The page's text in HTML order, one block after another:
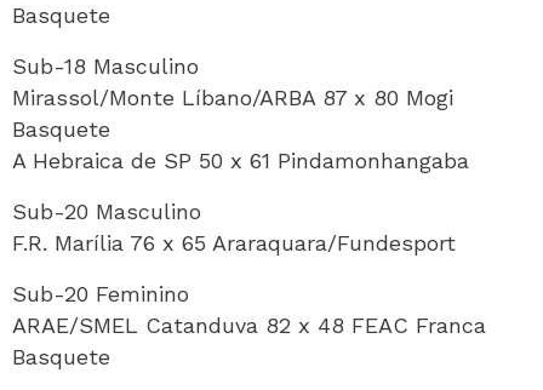
Basquete
Sub-18 Masculino
Mirassol/Monte Líbano/ARBA 87 x 80 Mogi
Basquete
A Hebraica de SP 50 x 61 Pindamonhangaba
Sub-20 Masculino
F.R. Marília 76 x 65 Araraquara/Fundesport
Sub-20 Feminino
ARAE/SMEL Catanduva 82 x 48 FEAC Franca
Basquete